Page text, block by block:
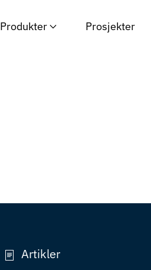
Produkter Prosjekter
Artikler